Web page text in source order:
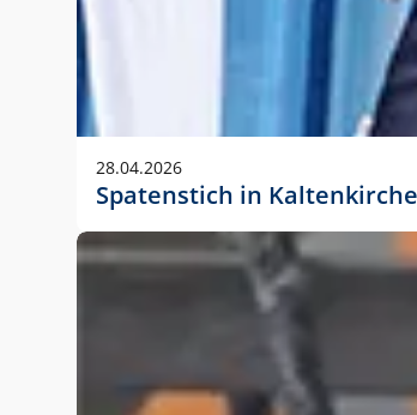
28.04.2026
Spatenstich in